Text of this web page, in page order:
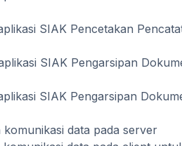
SIAK Pencetakan
SIAK Pengarsipan
SIAK Pengarsipan
data pada server